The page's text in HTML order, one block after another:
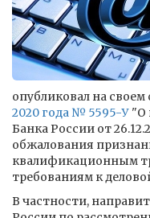
опубликовал на своем
2020 года № 5595-У "О
Банка России от
обжалования
квалификационным
требованиям к
В частности,